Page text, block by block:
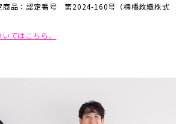
商品：認定番号 第2024-160号（楠橋紋織株式
てはこちら。